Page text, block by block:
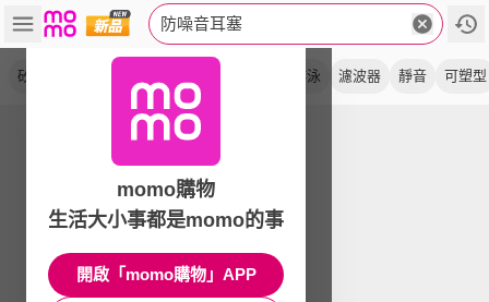
防噪音耳塞
矽膠 游泳 濾波器 靜音 可塑型
momo購物
生活大小事都是momo的事
開啟「momo購物」APP